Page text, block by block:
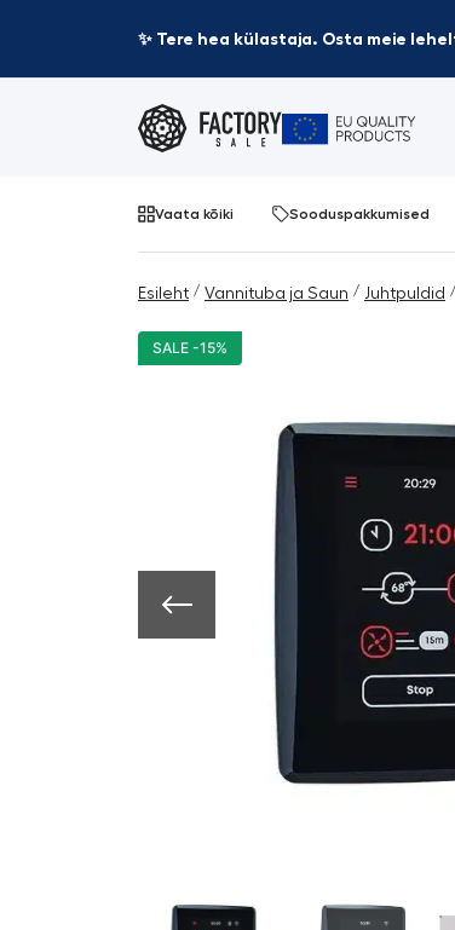
✨ Tere hea külastaja. Osta meie
Vaata kõiki Sooduspakkumised
Esileht / Vannituba ja Saun / Juhtpuldid /
SALE -15%